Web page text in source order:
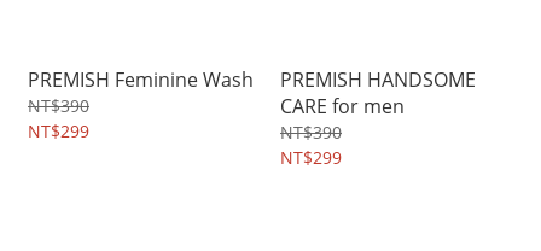
PREMISH Feminine Wash
NT$390
NT$299
PREMISH HANDSOME
CARE for men
NT$390
NT$299